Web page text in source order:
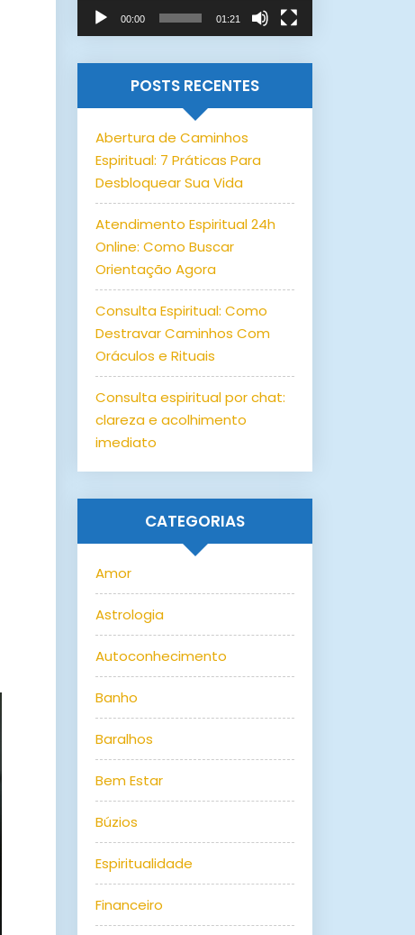
00:00 01:21
POSTS RECENTES
Abertura de Caminhos
Espiritual: 7 Práticas Para
Desbloquear Sua Vida
Atendimento Espiritual 24h
Online: Como Buscar
Orientação Agora
Consulta Espiritual: Como
Destravar Caminhos Com
Oráculos e Rituais
Consulta espiritual por chat:
clareza e acolhimento
imediato
CATEGORIAS
Amor
Astrologia
Autoconhecimento
Banho
Baralhos
Bem Estar
Búzios
Espiritualidade
Financeiro